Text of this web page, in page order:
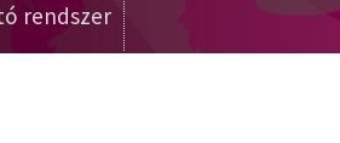
rendszer